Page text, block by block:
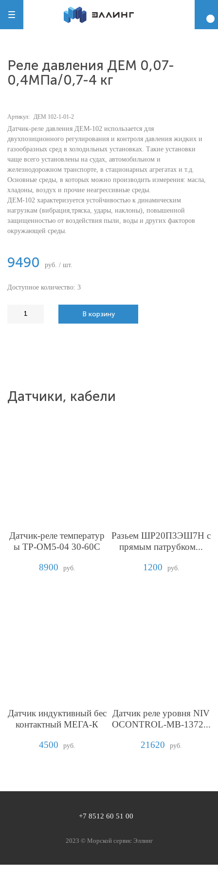
Реле давления ДЕМ 0,07-
0,4МПа/0,7-4 кг
Артикул: ДЕМ 102-1-01-2
Датчик-реле давления ДЕМ-102 использается для
двухпозиционного регулирования и контроля давления жидких и
газообразных сред в холодильных установках. Такие установки
чаще всего установлены на судах, автомобильном и
железнодорожном транспорте, в стационарных агрегатах и т.д.
Основные среды, в которых можно производить измерения: масла,
хладоны, воздух и прочие неагрессивные среды.
ДЕМ-102 характеризуется устойчивостью к динамическим
нагрузкам (вибрация,тряска, удары, наклоны), повышенной
защищенностью от воздействия пыли, воды и других факторов
окружающей среды.
9490 руб. / шт.
Доступное количество: 3
В корзину
Датчики, кабели
Датчик-реле температур
ы ТР-ОМ5-04 30-60С
8900
руб.
Разьем ШР20П3ЭШ7Н с
прямым патрубком...
1200
руб.
Датчик индуктивный бес
контактный МЕГА-К
4500
руб.
Датчик реле уровня NIV
OCONTROL-MB-1372...
21620
руб.
+7 8512 60 51 00
2023 ©️ Морской сервис Эллинг